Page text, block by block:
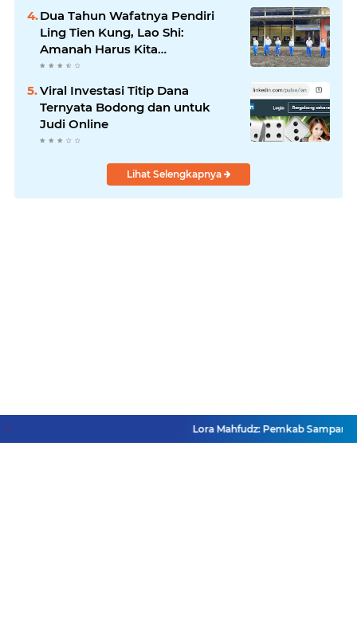
Dua Tahun Wafatnya Pendiri
Ling Tien Kung, Lao Shi:
Amanah Harus Kita
Laksanakan!
Viral Investasi Titip Dana
Ternyata Bodong dan untuk
Judi Online
Lihat Selengkapnya
Lora Mahfudz: Pemkab Sampang